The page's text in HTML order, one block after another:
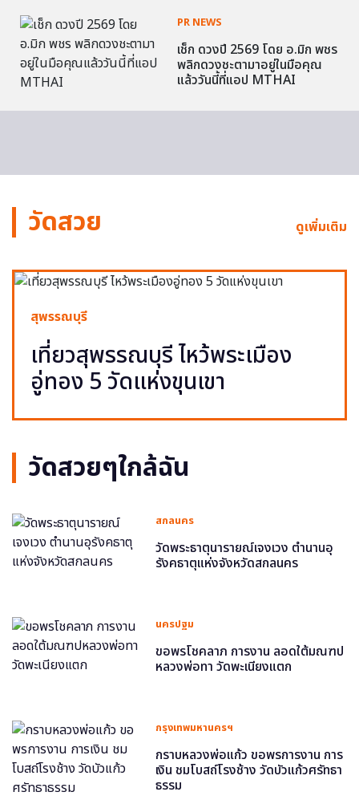
PR NEWS
เช็ก ดวงปี 2569 โดย อ.มิก พชร
พลิกดวงชะตามาอยู่ในมือคุณ
แล้ววันนี้ที่แอป MTHAI
วัดสวย ดูเพิ่มเติม
สุพรรณบุรี
เที่ยวสุพรรณบุรี ไหว้พระเมือง
อู่ทอง 5 วัดแห่งขุนเขา
วัดสวยๆใกล้ฉัน
สกลนคร
วัดพระธาตุนารายณ์เจงเวง ตำนานอุ
รังคธาตุแห่งจังหวัดสกลนคร
นครปฐม
ขอพรโชคลาภ การงาน ลอดใต้มณฑป
หลวงพ่อทา วัดพะเนียงแตก
กรุงเทพมหานครฯ
กราบหลวงพ่อแก้ว ขอพรการงาน การ
เงิน ชมโบสถ์โรงช้าง วัดบัวแก้วศรัทธา
ธรรม